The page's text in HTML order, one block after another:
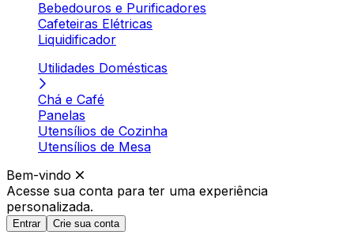
Bebedouros e Purificadores
Cafeteiras Elétricas
Liquidificador
Utilidades Domésticas
Chá e Café
Panelas
Utensílios de Cozinha
Utensílios de Mesa
Bem-vindo
Acesse sua conta para ter uma experiência
personalizada.
Entrar Crie sua conta